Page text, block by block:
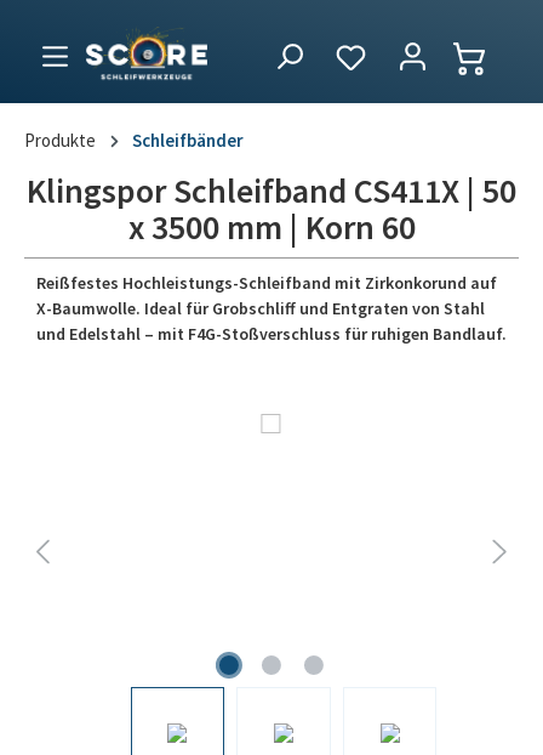
Produkte Schleifbänder
Klingspor Schleifband CS411X | 50
x 3500 mm | Korn 60
Reißfestes Hochleistungs-Schleifband mit Zirkonkorund auf
X-Baumwolle. Ideal für Grobschliff und Entgraten von Stahl
und Edelstahl – mit F4G-Stoßverschluss für ruhigen Bandlauf.